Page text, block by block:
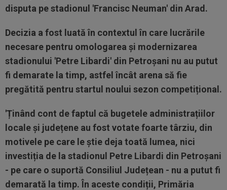
disputa pe stadionul 'Francisc Neuman' din Arad.
Decizia a fost luată în contextul în care lucrările
necesare pentru omologarea și modernizarea
stadionului 'Petre Libardi' din Petroșani nu au putut
fi demarate la timp, astfel încât arena să fie
pregătită pentru startul noului sezon competițional.
'Ținând cont de faptul că bugetele administrațiilor
locale și județene au fost votate foarte târziu, din
motivele pe care le știe deja toată lumea, nici
investiția de la stadionul Petre Libardi din Petroșani
- pe care o suportă Consiliul Județean - nu a putut fi
demarată la timp. În aceste condiții, Primăria